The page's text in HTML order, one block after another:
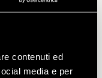
contenuti ed
media e per